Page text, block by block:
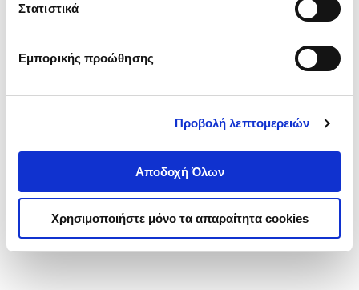
Στατιστικά
Εμπορικής προώθησης
Προβολή λεπτομερειών
Αποδοχή Όλων
Χρησιμοποιήστε μόνο τα απαραίτητα cookies